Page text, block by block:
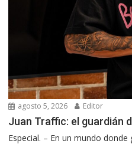
agosto 5, 2026 Editor
Juan Traffic: el guardián
Especial. – En un mundo donde